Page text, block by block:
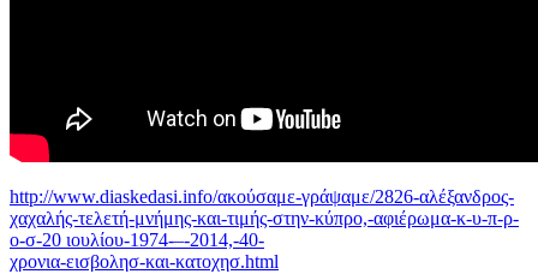
http://www.diaskedasi.info/ακούσαμε-γράψαμε/2826-αλέξανδρος-
χαχαλής-τελετή-μνήμης-και-τιμής-στην-κύπρο,-αφιέρωμα-κ-υ-π-ρ-
ο-σ-20 ιουλίου-1974-–-2014,-40-
χρονια-εισβολησ-και-κατοχησ.html